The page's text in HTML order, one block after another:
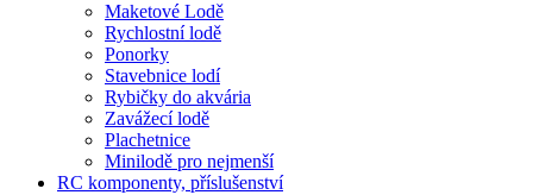
Maketové Lodě
Rychlostní lodě
Ponorky
Stavebnice lodí
Rybičky do akvária
Zavážecí lodě
Plachetnice
Minilodě pro nejmenší
RC komponenty, příslušenství